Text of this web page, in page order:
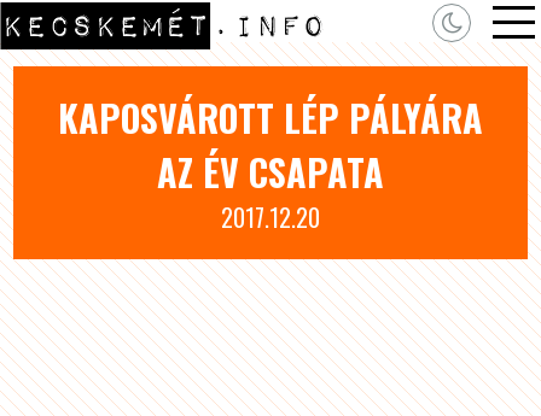
KAPOSVÁROTT LÉP PÁLYÁRA
AZ ÉV CSAPATA
2017.12.20